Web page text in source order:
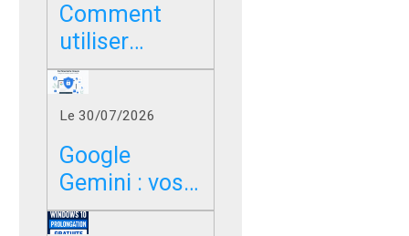
Comment
utiliser
Google sans
les résumés
IA dans
Chrome, Edge
et Firefox ?
Le 30/07/2026
Google
Gemini : vos
photos,